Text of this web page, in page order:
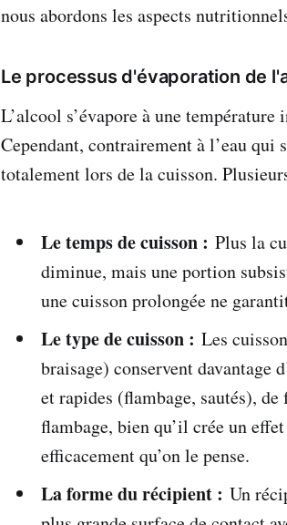
nous abordons les aspects
Le processus d'évaporation de
L’alcool s’évapore à une
Cependant, contrairement à l’eau qui
totalement lors de la cuisson.
Le temps de cuisson : Plus la
diminue, mais une portion
une cuisson prolongée ne
Le type de cuisson : Les
braisage) conservent davantage
et rapides (flambage, sautés),
flambage, bien qu’il crée un
efficacement qu’on le pense.
La forme du récipient : Un